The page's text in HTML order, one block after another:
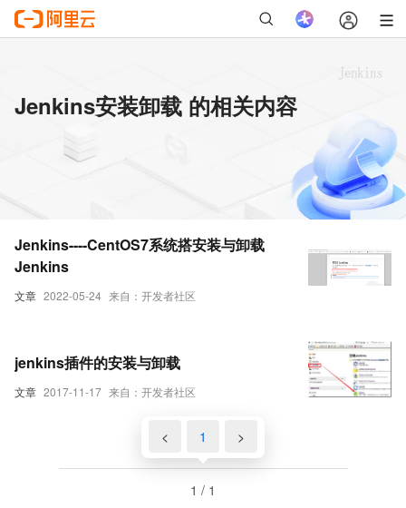
Jenkins安装卸载 的相关内容
文章 2022-05-24 来自：开发者社区
Jenkins----CentOS7系统搭安装与卸载
Jenkins
文章 2017-11-17 来自：开发者社区
jenkins插件的安装与卸载
< 1 >
1 / 1